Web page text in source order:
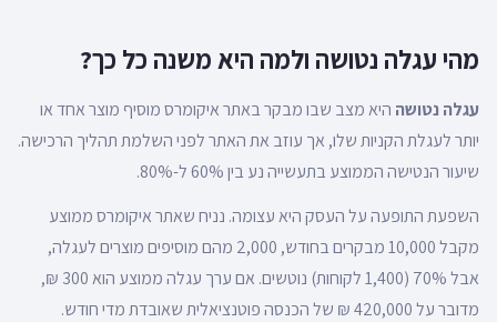
מהי עגלה נטושה ולמה היא משנה כל כך?
עגלה נטושה היא מצב שבו מבקר באתר איקומרס מוסיף מוצר אחד או
יותר לעגלת הקניות שלו, אך עוזב את האתר לפני השלמת תהליך הרכישה.
שיעור הנטישה הממוצע בתעשייה נע בין 60% ל-80%.
השפעת התופעה על העסק היא עצומה. נניח שאתר איקומרס ממוצע
מקבל 10,000 מבקרים בחודש, 2,000 מהם מוסיפים מוצרים לעגלה,
אבל 70% (1,400 לקוחות) נוטשים. אם ערך עגלה ממוצע הוא 300 ₪,
מדובר על 420,000 ₪ של הכנסה פוטנציאלית שאובדת מדי חודש.